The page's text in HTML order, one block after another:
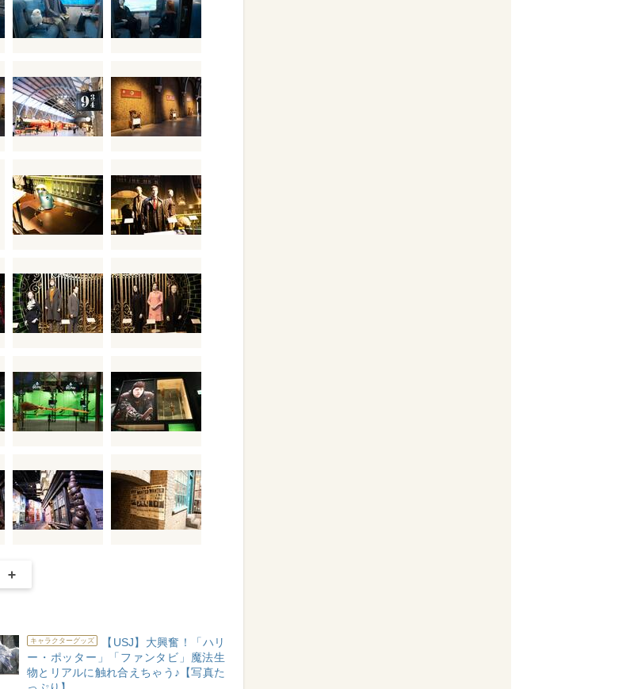
キャラクターグッズ
【USJ】大興奮！「ハリ
ー・ポッター」「ファンタビ」魔法生
物とリアルに触れ合えちゃう♪【写真た